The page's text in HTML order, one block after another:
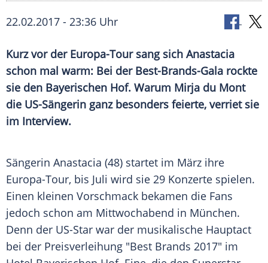
22.02.2017 - 23:36 Uhr
Kurz vor der Europa-Tour sang sich Anastacia
schon mal warm: Bei der Best-Brands-Gala rockte
sie den Bayerischen Hof. Warum Mirja du Mont
die US-Sängerin ganz besonders feierte, verriet sie
im Interview.
Sängerin Anastacia (48) startet im März ihre
Europa-Tour, bis Juli wird sie 29 Konzerte spielen.
Einen kleinen Vorschmack bekamen die Fans
jedoch schon am Mittwochabend in München.
Denn der US-Star war der musikalische Hauptact
bei der Preisverleihung "Best Brands 2017" im